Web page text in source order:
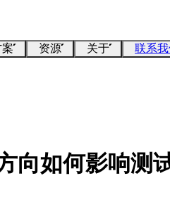
资源 关于 联系
向如何影响测